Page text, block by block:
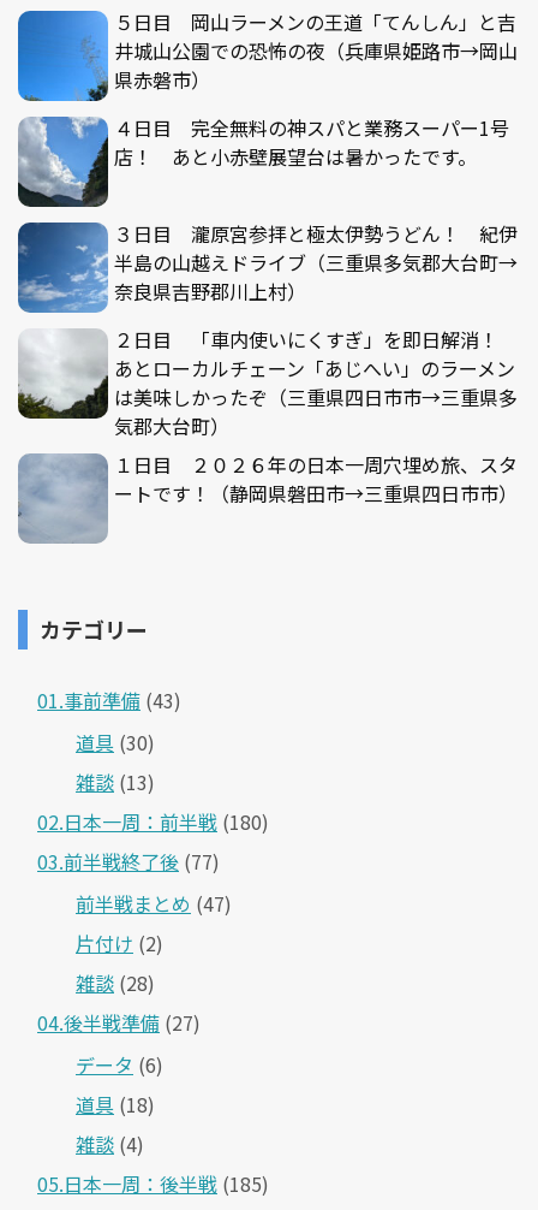
５日目 岡山ラーメンの王道「てんしん」と吉
井城山公園での恐怖の夜（兵庫県姫路市→岡山
県赤磐市）
４日目 完全無料の神スパと業務スーパー1号
店！ あと小赤壁展望台は暑かったです。
３日目 瀧原宮参拝と極太伊勢うどん！ 紀伊
半島の山越えドライブ（三重県多気郡大台町→
奈良県吉野郡川上村）
２日目 「車内使いにくすぎ」を即日解消！
あとローカルチェーン「あじへい」のラーメン
は美味しかったぞ（三重県四日市市→三重県多
気郡大台町）
１日目 ２０２６年の日本一周穴埋め旅、スタ
ートです！（静岡県磐田市→三重県四日市市）
カテゴリー
01.事前準備 (43)
道具 (30)
雑談 (13)
02.日本一周：前半戦 (180)
03.前半戦終了後 (77)
前半戦まとめ (47)
片付け (2)
雑談 (28)
04.後半戦準備 (27)
データ (6)
道具 (18)
雑談 (4)
05.日本一周：後半戦 (185)